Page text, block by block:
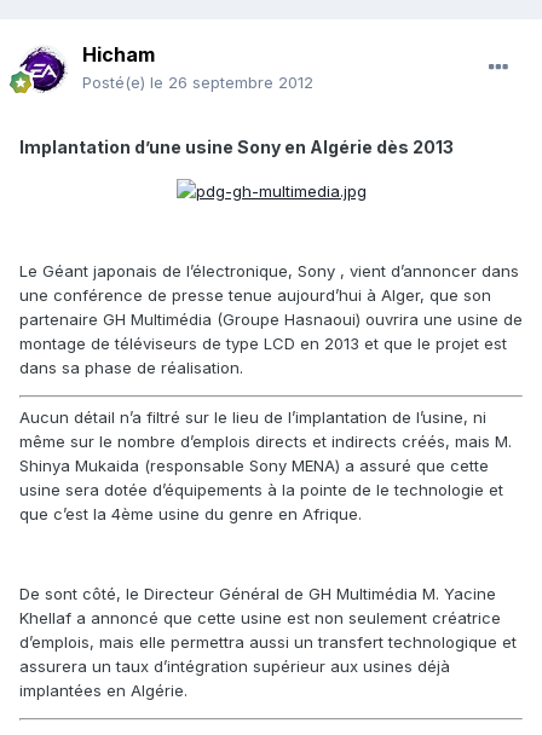
Hicham
Posté(e) le 26 septembre 2012
Implantation d’une usine Sony en Algérie dès 2013
Le Géant japonais de l’électronique, Sony , vient d’annoncer dans
une conférence de presse tenue aujourd’hui à Alger, que son
partenaire GH Multimédia (Groupe Hasnaoui) ouvrira une usine de
montage de téléviseurs de type LCD en 2013 et que le projet est
dans sa phase de réalisation.
Aucun détail n’a filtré sur le lieu de l’implantation de l’usine, ni
même sur le nombre d’emplois directs et indirects créés, mais M.
Shinya Mukaida (responsable Sony MENA) a assuré que cette
usine sera dotée d’équipements à la pointe de le technologie et
que c’est la 4ème usine du genre en Afrique.
De sont côté, le Directeur Général de GH Multimédia M. Yacine
Khellaf a annoncé que cette usine est non seulement créatrice
d’emplois, mais elle permettra aussi un transfert technologique et
assurera un taux d’intégration supérieur aux usines déjà
implantées en Algérie.